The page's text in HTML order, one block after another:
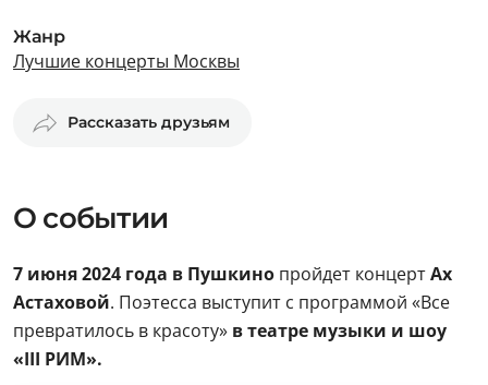
Жанр
Лучшие концерты Москвы
Рассказать друзьям
О событии
7 июня 2024 года в Пушкино пройдет концертАх
Астаховой. Поэтесса выступит с программой «Все
превратилось в красоту» в театре музыки и шоу
«III РИМ».